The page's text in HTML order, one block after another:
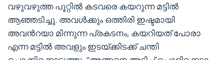
വഴുവഴുത്ത പൂറ്റിൽ കടവരെ കയറുന്ന മട്ടിൽ
ആഞ്ഞടിച്ചു. അവൾക്കും ഒത്തിരി ഇഷ്ടമായി
അവൻറയാ മിന്നുന്ന പ്രകടനം, കയറിയത് പോരാ
എന്ന മട്ടിൽ അവളും ഇടയ്ക്കിടക്ക് ചന്തി